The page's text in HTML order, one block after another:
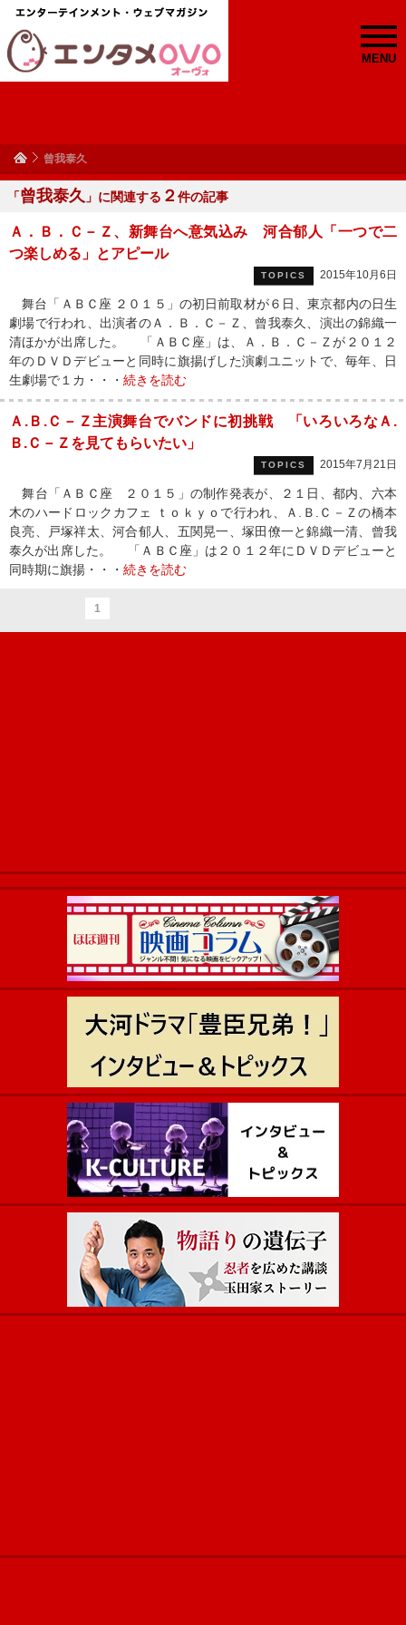
MENU
曾我泰久
「曾我泰久 」に関連する ２件の記事
Ａ．Ｂ．Ｃ－Ｚ、新舞台へ意気込み 河合郁人「一つで二
つ楽しめる」とアピール
TOPICS 2015年10月6日
舞台「ＡＢＣ座 ２０１５」の初日前取材が６日、東京都内の日生
劇場で行われ、出演者のＡ．Ｂ．Ｃ－Ｚ、曾我泰久、演出の錦織一
清ほかが出席した。 「ＡＢＣ座」は、Ａ．Ｂ．Ｃ－Ｚが２０１２
年のＤＶＤデビューと同時に旗揚げした演劇ユニットで、毎年、日
生劇場で１カ・・・ 続きを読む
Ａ.Ｂ.Ｃ－Ｚ主演舞台でバンドに初挑戦 「いろいろなＡ.
Ｂ.Ｃ－Ｚを見てもらいたい」
TOPICS 2015年7月21日
舞台「ＡＢＣ座 ２０１５」の制作発表が、２１日、都内、六本
木のハードロックカフェ ｔｏｋｙｏで行われ、Ａ.Ｂ.Ｃ－Ｚの橋本
良亮、戸塚祥太、河合郁人、五関晃一、塚田僚一と錦織一清、曾我
泰久が出席した。 「ＡＢＣ座」は２０１２年にＤＶＤデビューと
同時期に旗揚・・・ 続きを読む
1